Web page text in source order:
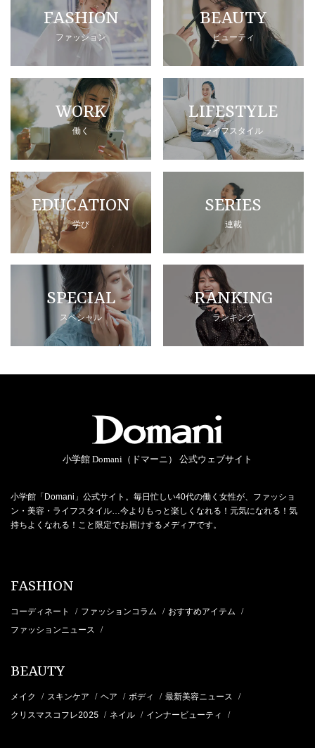
FASHION
ファッション
BEAUTY
ビューティ
WORK
働く
LIFESTYLE
ライフスタイル
EDUCATION
学び
SERIES
連載
SPECIAL
スペシャル
RANKING
ランキング
小学館 Domani（ドマーニ） 公式ウェブサイト
小学館「Domani」公式サイト。毎日忙しい40代の働く女性が、ファッショ
ン・美容・ライフスタイル…今よりもっと楽しくなれる！元気になれる！気
持ちよくなれる！こと限定でお届けするメディアです。
FASHION
コーディネート / ファッションコラム / おすすめアイテム /
ファッションニュース /
BEAUTY
メイク / スキンケア / ヘア / ボディ / 最新美容ニュース /
クリスマスコフレ2025 / ネイル / インナービューティ /